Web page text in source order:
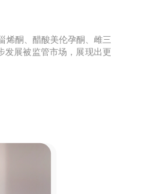
烯酮、醋酸美伦孕酮、雌三
发展被监管市场，展现出更